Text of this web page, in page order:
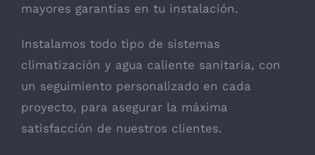
mayores garantías en tu instalación.
Instalamos todo tipo de sistemas
climatización y agua caliente sanitaria, con
un seguimiento personalizado en cada
proyecto, para asegurar la máxima
satisfacción de nuestros clientes.